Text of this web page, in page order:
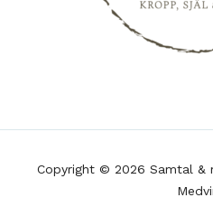
Copyright © 2026 Samtal &